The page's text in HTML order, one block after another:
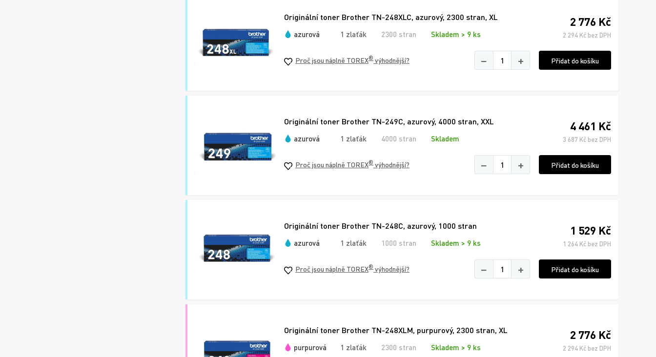
Originální toner Brother TN-248XLC, azurový, 2300 stran, XL
azurová 1 zlaťák 2300 stran Skladem > 9 ks
2 776 Kč
2 294 Kč bez DPH
Proč jsou náplně TOREX® výhodnější? − + Přidat do košíku
Originální toner Brother TN-249C, azurový, 4000 stran, XXL
azurová 1 zlaťák 4000 stran Skladem
4 461 Kč
3 687 Kč bez DPH
Proč jsou náplně TOREX® výhodnější? − + Přidat do košíku
Originální toner Brother TN-248C, azurový, 1000 stran
azurová 1 zlaťák 1000 stran Skladem > 9 ks
1 529 Kč
1 264 Kč bez DPH
Proč jsou náplně TOREX® výhodnější? − + Přidat do košíku
Originální toner Brother TN-248XLM, purpurový, 2300 stran, XL
purpurová 1 zlaťák 2300 stran Skladem > 9 ks
2 776 Kč
2 294 Kč bez DPH